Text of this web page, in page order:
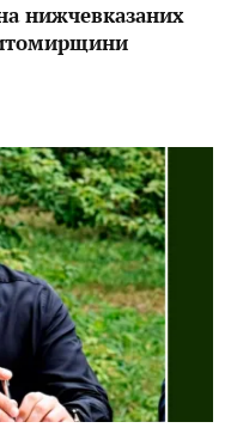
нижчевказаних